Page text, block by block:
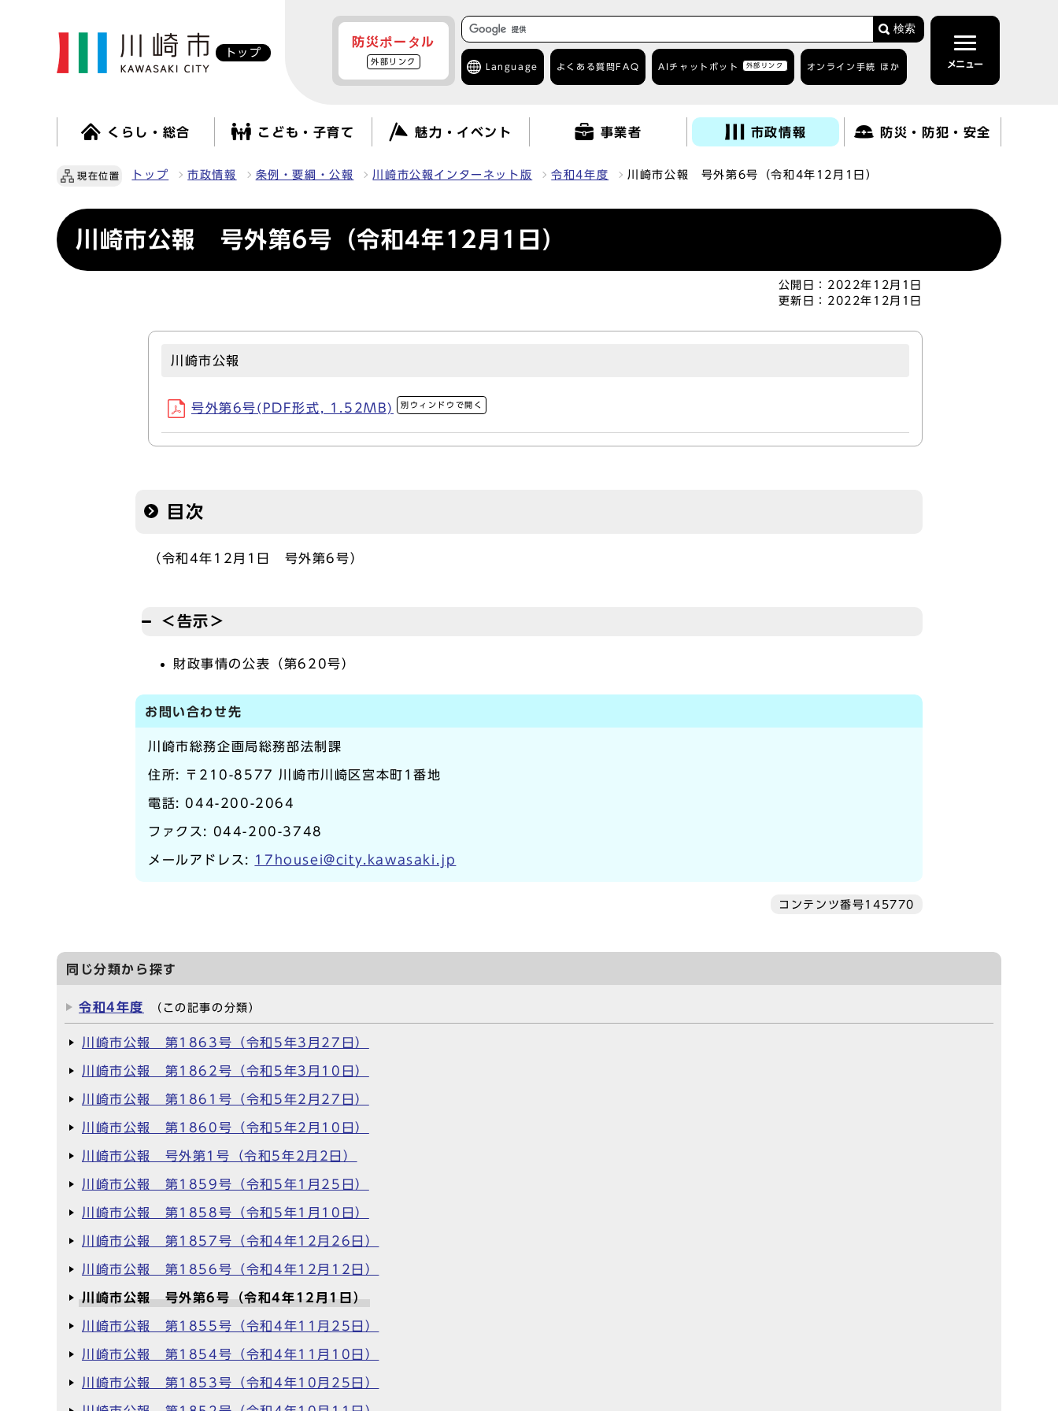
トップ
防災ポータル
外部リンク
検索
Language よくある質問 FAQ AIチャットボット 外部リンク オンライン手続 ほか メニュー
くらし・総合 こども・子育て 魅力・イベント 事業者 市政情報 防災・防犯・安全
現在位置 トップ 市政情報 条例・要綱・公報 川崎市公報インターネット版 令和4年度 川崎市公報 号外第6号（令和4年12月1日）
川崎市公報 号外第6号（令和4年12月1日）
公開日： 2022年12月1日
更新日： 2022年12月1日
川崎市公報
号外第6号(PDF形式, 1.52MB) 別ウィンドウで開く
目次
（令和4年12月1日 号外第6号）
＜告示＞
財政事情の公表（第620号）
お問い合わせ先
川崎市総務企画局総務部法制課
住所: 〒210-8577 川崎市川崎区宮本町1番地
電話: 044-200-2064
ファクス: 044-200-3748
メールアドレス: 17housei@city.kawasaki.jp
コンテンツ番号145770
同じ分類から探す
令和4年度 （この記事の分類）
川崎市公報 第1863号（令和5年3月27日）
川崎市公報 第1862号（令和5年3月10日）
川崎市公報 第1861号（令和5年2月27日）
川崎市公報 第1860号（令和5年2月10日）
川崎市公報 号外第1号（令和5年2月2日）
川崎市公報 第1859号（令和5年1月25日）
川崎市公報 第1858号（令和5年1月10日）
川崎市公報 第1857号（令和4年12月26日）
川崎市公報 第1856号（令和4年12月12日）
川崎市公報 号外第6号（令和4年12月1日）
川崎市公報 第1855号（令和4年11月25日）
川崎市公報 第1854号（令和4年11月10日）
川崎市公報 第1853号（令和4年10月25日）